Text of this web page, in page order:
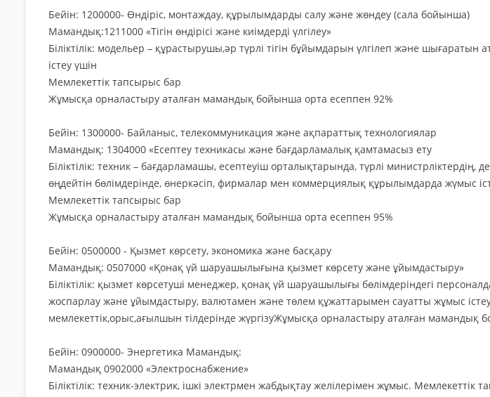
Бейін: 1200000- Өндіріс, монтаждау, құрылымдарды салу және жөндеу (сала бойынша)
Мамандық:1211000 «Тігін өндірісі және киімдерді үлгілеу»
Біліктілік: модельер – құрастырушы,әр түрлі тігін бұйымдарын үлгілеп және
істеу үшін
Мемлекеттік тапсырыс бар
Жұмысқа орналастыру аталған мамандық бойынша орта есеппен 92%
Бейін: 1300000- Байланыс, телекоммуникация және ақпараттық технологиялар
Мамандық: 1304000 «Есептеу техникасы және бағдарламалық қамтамасыз ету
Біліктілік: техник – бағдарламашы, есептеуіш орталықтарында, түрлі министрліктердің,
өңдейтін бөлімдерінде, өнеркәсіп, фирмалар мен коммерциялық құрылымдарда жүмыс
Мемлекеттік тапсырыс бар
Жұмысқа орналастыру аталған мамандық бойынша орта есеппен 95%
Бейін: 0500000 - Қызмет көрсету, экономика және басқару
Мамандық: 0507000 «Қонақ үй шаруашылығына қызмет көрсету және ұйымдастыру»
Біліктілік: қызмет көрсетуші менеджер, қонақ үй шаруашылығы бөлімдеріндегі
жоспарлау және ұйымдастыру, валютамен және төлем құжаттарымен сауатты жұмыс
мемлекеттік,орыс,ағылшын тілдерінде жүргізуЖұмысқа орналастыру аталған мамандық
Бейін: 0900000- Энергетика Мамандық:
Мамандық 0902000 «Электроснабжение»
Біліктілік: техник-электрик, ішкі электрмен жабдықтау желілерімен жұмыс.